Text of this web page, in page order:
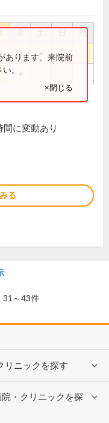
祝
● ●
あります。来院前
。
×閉じる
に変動あり
る
31～43件
リニックを探す
・クリニックを探